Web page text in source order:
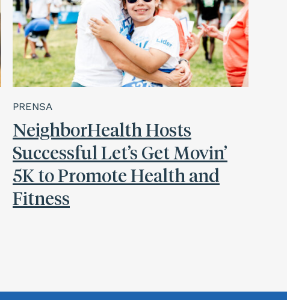
PRENSA
NeighborHealth Hosts
Successful Let’s Get Movin’
5K to Promote Health and
Fitness